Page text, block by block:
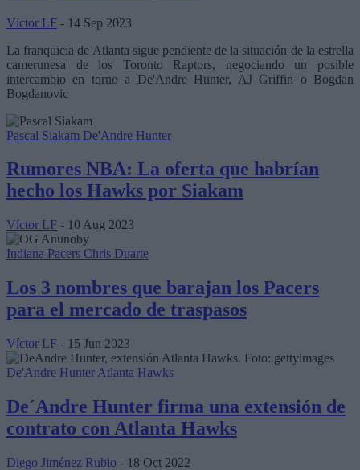
Víctor LF - 14 Sep 2023
La franquicia de Atlanta sigue pendiente de la situación de la estrella
camerunesa de los Toronto Raptors, negociando un posible
intercambio en torno a De'Andre Hunter, AJ Griffin o Bogdan
Bogdanovic
Pascal Siakam De'Andre Hunter
Rumores NBA: La oferta que habrían
hecho los Hawks por Siakam
Víctor LF - 10 Aug 2023
Indiana Pacers Chris Duarte
Los 3 nombres que barajan los Pacers
para el mercado de traspasos
Víctor LF - 15 Jun 2023
De'Andre Hunter Atlanta Hawks
De´Andre Hunter firma una extensión de
contrato con Atlanta Hawks
Diego Jiménez Rubio - 18 Oct 2022